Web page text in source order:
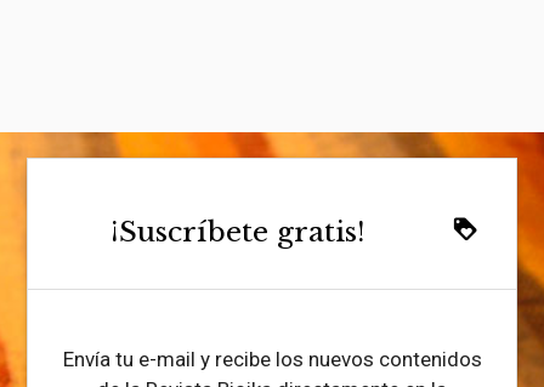
loyalty
¡Suscríbete gratis!
Envía tu e-mail y recibe los nuevos contenidos